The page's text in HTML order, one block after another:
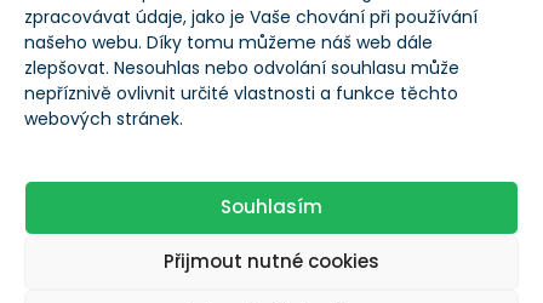
zpracovávat údaje, jako je Vaše chování při používání
našeho webu. Díky tomu můžeme náš web dále
zlepšovat. Nesouhlas nebo odvolání souhlasu může
nepříznivě ovlivnit určité vlastnosti a funkce těchto
webových stránek.
Souhlasím
Přijmout nutné cookies
Někteří analytici si navíc kladou otázku, zda Trumpův
zápal pro akciový trh neochabuje.
Michael Brown, senior research strategist ve
administrativy k deportacím a výdajovým škrtům